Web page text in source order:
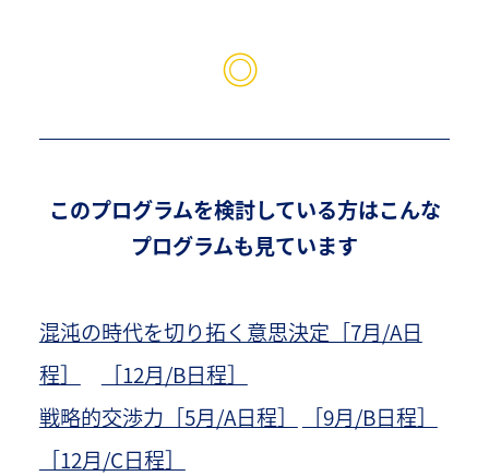
◎
このプログラムを検討している方はこんな
プログラムも見ています
混沌の時代を切り拓く意思決定［7月/A日
程］
［12月/B日程］
戦略的交渉力［5月/A日程］
［9月/B日程］
［12月/C日程］